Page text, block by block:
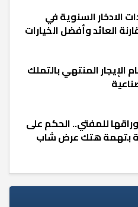
الادخار السنوية في
العائد وأفضل الخيارات
الإيجار المنتهي بالتملك
للمفتي.. الحكم على
بتهمة هتك عرض شاب